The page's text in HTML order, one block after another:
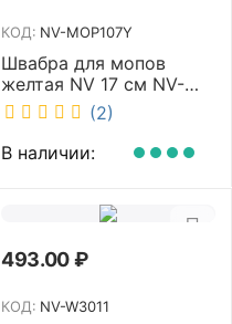
КОД: NV-MOP107Y
Швабра для мопов
желтая NV 17 см NV-
MOP107Y (2)
В наличии:
493.00₽
КОД: NV-W3011